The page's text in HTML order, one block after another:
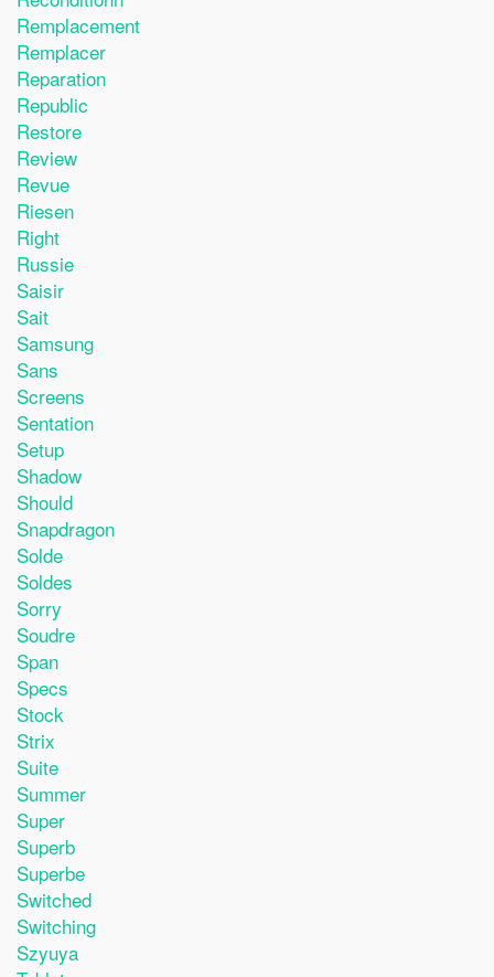
Remplacement
Remplacer
Reparation
Republic
Restore
Review
Revue
Riesen
Right
Russie
Saisir
Sait
Samsung
Sans
Screens
Sentation
Setup
Shadow
Should
Snapdragon
Solde
Soldes
Sorry
Soudre
Span
Specs
Stock
Strix
Suite
Summer
Super
Superb
Superbe
Switched
Switching
Szyuya